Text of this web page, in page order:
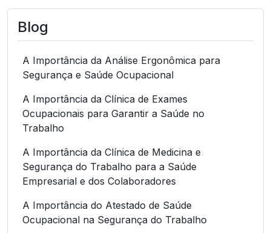
Blog
A Importância da Análise Ergonômica para
Segurança e Saúde Ocupacional
A Importância da Clínica de Exames
Ocupacionais para Garantir a Saúde no
Trabalho
A Importância da Clínica de Medicina e
Segurança do Trabalho para a Saúde
Empresarial e dos Colaboradores
A Importância do Atestado de Saúde
Ocupacional na Segurança do Trabalho